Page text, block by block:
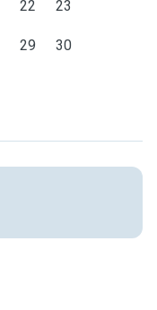
22 23
29 30